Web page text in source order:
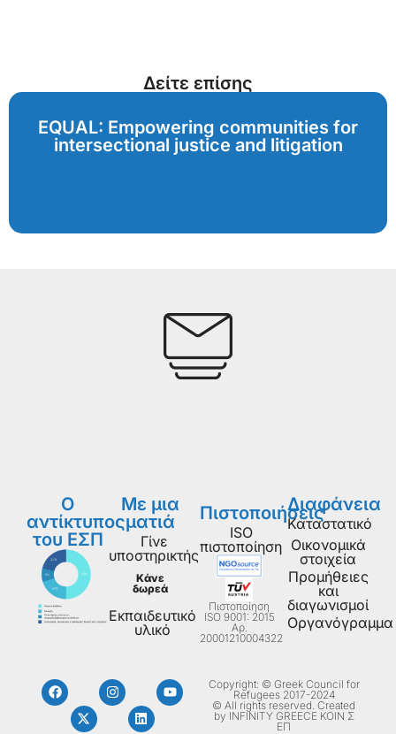
Δείτε επίσης
EQUAL: Empowering communities for
intersectional justice and litigation
Ο
αντίκτυπος
του ΕΣΠ
Με μια
ματιά
Γίνε
υποστηρικτής
Κάνε
δωρεά
Εκπαιδευτικό
υλικό
Πιστοποιήσεις
ISO
πιστοποίηση
Πιστοποίηση
ISO 9001: 2015
Aρ.
20001210004322
Διαφάνεια
Καταστατικό
Οικονομικά
στοιχεία
Προμήθειες
και
διαγωνισμοί
Οργανόγραμμα
Copyright: © Greek Council for
Refugees 2017-2024
© All rights reserved. Created
by INFINITY GREECE ΚΟΙΝ Σ
ΕΠ